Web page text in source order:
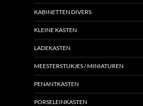
KABINETTEN DIVERS
KLEINE KASTEN
LADEKASTEN
MEESTERSTUKJES / MINIATUREN
PENANTKASTEN
PORSELEINKASTEN